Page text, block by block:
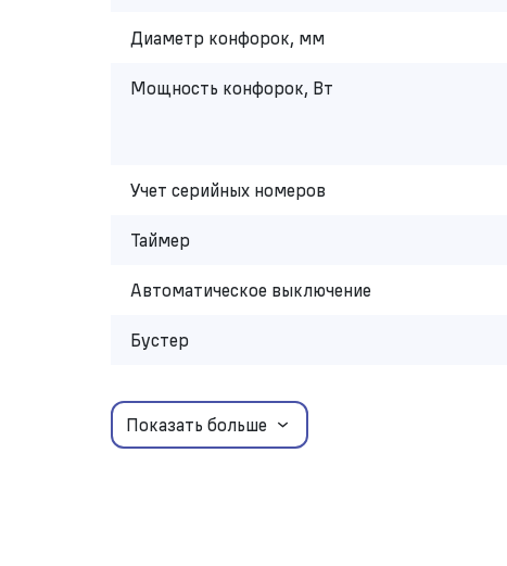
Диаметр конфорок, мм
Мощность конфорок, Вт
Учет серийных номеров
Таймер
Автоматическое выключение
Бустер
Показать больше